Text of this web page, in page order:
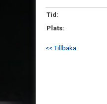
Tid:
Plats:
<< Tillbaka